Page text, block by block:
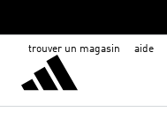
trouver un magasin aide